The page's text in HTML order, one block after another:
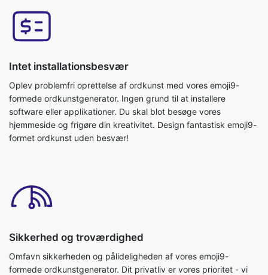
Intet installationsbesvær
Oplev problemfri oprettelse af ordkunst med vores emoji9-
formede ordkunstgenerator. Ingen grund til at installere
software eller applikationer. Du skal blot besøge vores
hjemmeside og frigøre din kreativitet. Design fantastisk emoji9-
formet ordkunst uden besvær!
Sikkerhed og troværdighed
Omfavn sikkerheden og pålideligheden af vores emoji9-
formede ordkunstgenerator. Dit privatliv er vores prioritet - vi